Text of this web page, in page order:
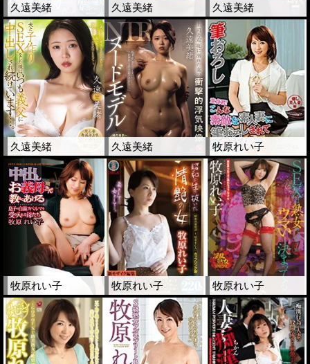
久遠美緒 久遠美緒 久遠美緒
久遠美緒 久遠美緒 牧原れい子
牧原れい子 牧原れい子 牧原れい子